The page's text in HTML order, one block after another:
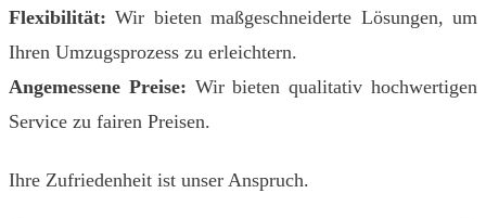
Flexibilität: Wir bieten maßgeschneiderte Lösungen, um
Ihren Umzugsprozess zu erleichtern.
Angemessene Preise: Wir bieten qualitativ hochwertigen
Service zu fairen Preisen.
Ihre Zufriedenheit ist unser Anspruch.